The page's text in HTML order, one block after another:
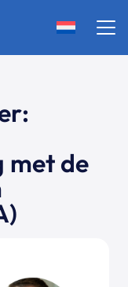
met de